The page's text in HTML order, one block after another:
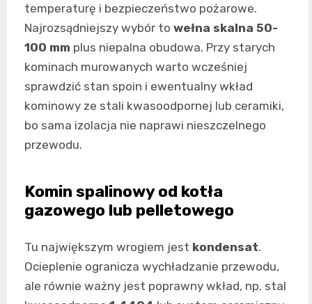
temperaturę i bezpieczeństwo pożarowe.
Najrozsądniejszy wybór to wełna skalna 50-
100 mm plus niepalna obudowa. Przy starych
kominach murowanych warto wcześniej
sprawdzić stan spoin i ewentualny wkład
kominowy ze stali kwasoodpornej lub ceramiki,
bo sama izolacja nie naprawi nieszczelnego
przewodu.
Komin spalinowy od kotła
gazowego lub pelletowego
Tu największym wrogiem jest kondensat.
Ocieplenie ogranicza wychładzanie przewodu,
ale równie ważny jest poprawny wkład, np. stal